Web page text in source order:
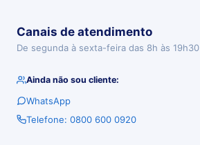
Canais de atendimento
De segunda à sexta-feira das 8h às 19h30
Ainda não sou cliente:
WhatsApp
Telefone: 0800 600 0920